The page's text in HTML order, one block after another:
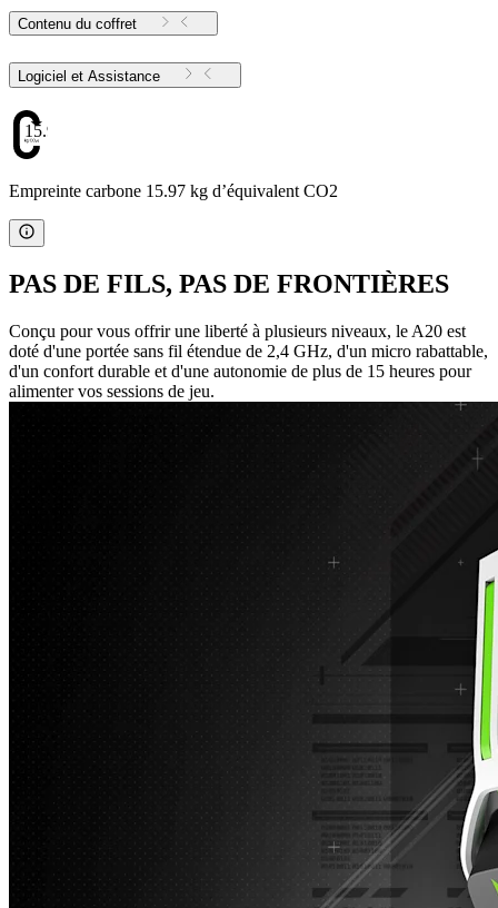
Contenu du coffret
Logiciel et Assistance
15.97
Empreinte carbone 15.97 kg d’équivalent CO2
PAS DE FILS, PAS DE FRONTIÈRES
Conçu pour vous offrir une liberté à plusieurs niveaux, le A20 est
doté d'une portée sans fil étendue de 2,4 GHz, d'un micro rabattable,
d'un confort durable et d'une autonomie de plus de 15 heures pour
alimenter vos sessions de jeu.